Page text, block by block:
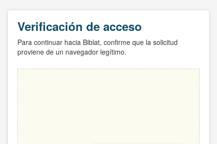
Verificación de acceso
Para continuar hacia Biblat, confirme que la solicitud
proviene de un navegador legítimo.